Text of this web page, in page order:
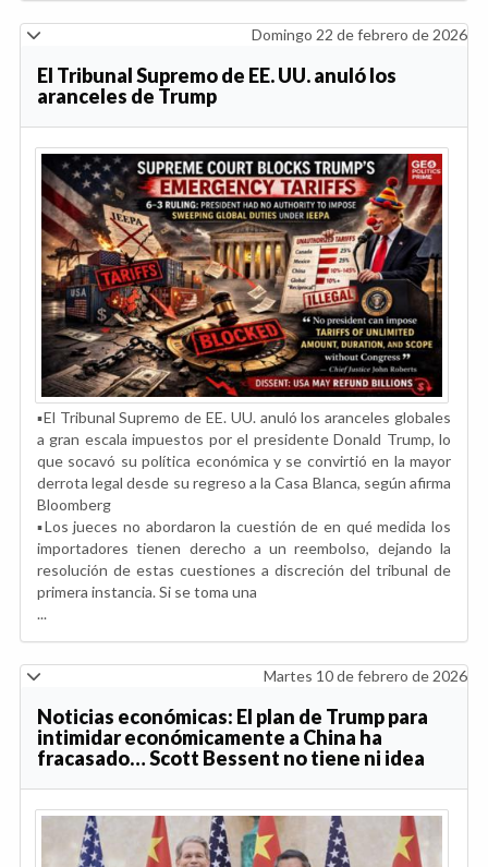
Domingo 22 de febrero de 2026
El Tribunal Supremo de EE. UU. anuló los
aranceles de Trump
▪️El Tribunal Supremo de EE. UU. anuló los aranceles globales
a gran escala impuestos por el presidente Donald Trump, lo
que socavó su política económica y se convirtió en la mayor
derrota legal desde su regreso a la Casa Blanca, según afirma
Bloomberg
▪️Los jueces no abordaron la cuestión de en qué medida los
importadores tienen derecho a un reembolso, dejando la
resolución de estas cuestiones a discreción del tribunal de
primera instancia. Si se toma una
...
Martes 10 de febrero de 2026
Noticias económicas: El plan de Trump para
intimidar económicamente a China ha
fracasado… Scott Bessent no tiene ni idea